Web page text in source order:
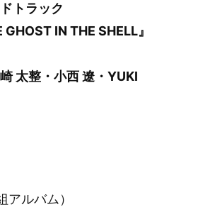
トラック
GHOST IN THE SHELL』
太整・小西 遼・YUKI
ルバム）